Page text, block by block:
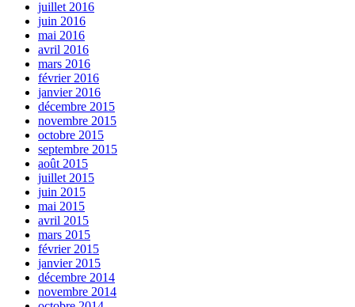
juillet 2016
juin 2016
mai 2016
avril 2016
mars 2016
février 2016
janvier 2016
décembre 2015
novembre 2015
octobre 2015
septembre 2015
août 2015
juillet 2015
juin 2015
mai 2015
avril 2015
mars 2015
février 2015
janvier 2015
décembre 2014
novembre 2014